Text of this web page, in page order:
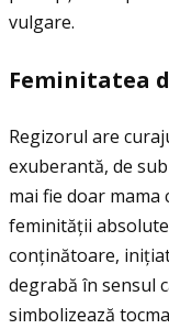
vulgare.
Feminitatea
Regizorul are
exuberantă, de
mai fie doar
feminităţii
conţinătoare,
degrabă în sensul
simbolizează